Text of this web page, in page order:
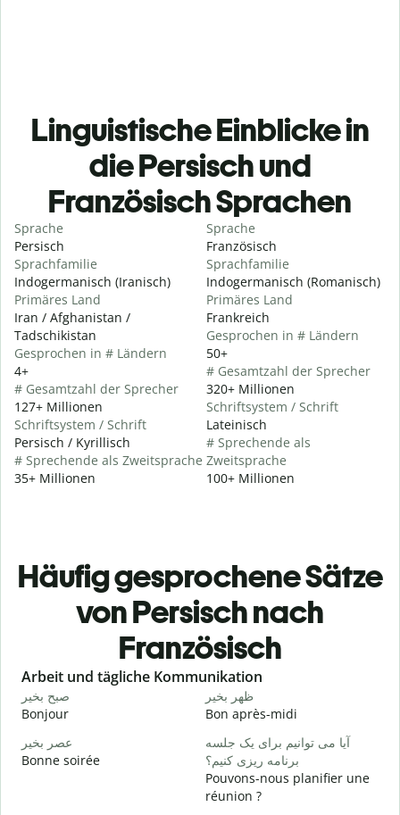
Linguistische Einblicke in
die Persisch und
Französisch Sprachen
Sprache
Persisch
Sprachfamilie
Indogermanisch (Iranisch)
Primäres Land
Iran / Afghanistan /
Tadschikistan
Gesprochen in # Ländern
4+
# Gesamtzahl der Sprecher
127+ Millionen
Schriftsystem / Schrift
Persisch / Kyrillisch
# Sprechende als Zweitsprache
35+ Millionen
Sprache
Französisch
Sprachfamilie
Indogermanisch (Romanisch)
Primäres Land
Frankreich
Gesprochen in # Ländern
50+
# Gesamtzahl der Sprecher
320+ Millionen
Schriftsystem / Schrift
Lateinisch
# Sprechende als
Zweitsprache
100+ Millionen
Häufig gesprochene Sätze
von Persisch nach
Französisch
Slide 1 of 6
Arbeit und tägliche Kommunikation
صبح بخیر
Bonjour
ظهر بخیر
Bon après-midi
عصر بخیر
Bonne soirée
آیا می توانیم برای یک جلسه
برنامه ریزی کنیم؟
Pouvons-nous planifier une
réunion ?